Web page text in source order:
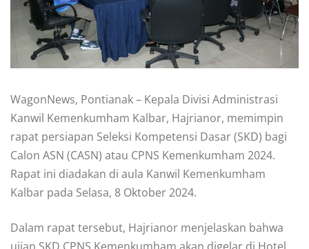
WagonNews, Pontianak – Kepala Divisi Administrasi
Kanwil Kemenkumham Kalbar, Hajrianor, memimpin
rapat persiapan Seleksi Kompetensi Dasar (SKD) bagi
Calon ASN (CASN) atau CPNS Kemenkumham 2024.
Rapat ini diadakan di aula Kanwil Kemenkumham
Kalbar pada Selasa, 8 Oktober 2024.
Dalam rapat tersebut, Hajrianor menjelaskan bahwa